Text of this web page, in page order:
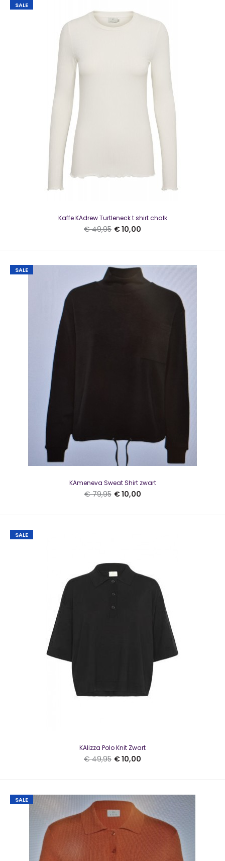
Kaffe KAdrew Turtleneck t shirt zwart
Kaffe KAdrew Turtleneck T-shirt ZwartZwart geribbelde
turtleneck top met lange mouwen...
SALE
€ 49,95 € 10,00
KAmeneva Sweat Shirt zwart
€ 79,95
€ 10,00
SALE
Kaffe KAdrew Turtleneck t shirt chalk
€ 49,95 € 10,00
SALE
KAmeneva Sweat Shirt zwart
€ 79,95 € 10,00
SALE
KAlizza Polo Knit Zwart
€ 49,95 € 10,00
SALE